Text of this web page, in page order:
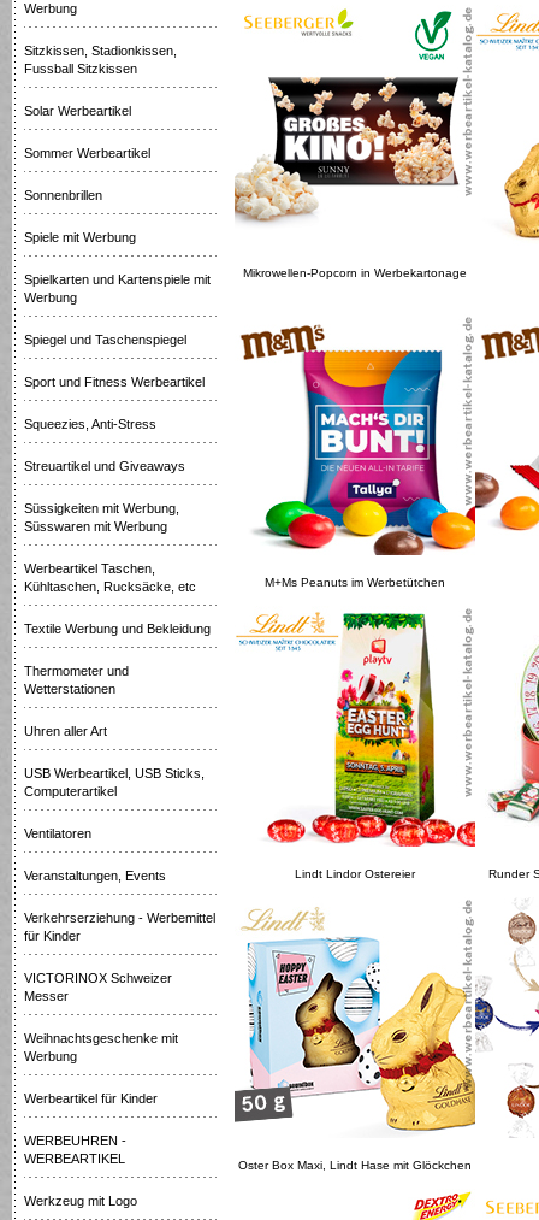
Mikrowellen-Popcorn in Werbekartonage
M+Ms Peanuts im Werbetütchen
Lindt Lindor Ostereier Runder
Oster Box Maxi, Lindt Hase mit Glöckchen
Werbung
Sitzkissen, Stadionkissen,
Fussball Sitzkissen
Solar Werbeartikel
Sommer Werbeartikel
Sonnenbrillen
Spiele mit Werbung
Spielkarten und Kartenspiele mit
Werbung
Spiegel und Taschenspiegel
Sport und Fitness Werbeartikel
Squeezies, Anti-Stress
Streuartikel und Giveaways
Süssigkeiten mit Werbung,
Süsswaren mit Werbung
Werbeartikel Taschen,
Kühltaschen, Rucksäcke, etc
Textile Werbung und Bekleidung
Thermometer und
Wetterstationen
Uhren aller Art
USB Werbeartikel, USB Sticks,
Computerartikel
Ventilatoren
Veranstaltungen, Events
Verkehrserziehung - Werbemittel
für Kinder
VICTORINOX Schweizer
Messer
Weihnachtsgeschenke mit
Werbung
Werbeartikel für Kinder
WERBEUHREN -
WERBEARTIKEL
Werkzeug mit Logo